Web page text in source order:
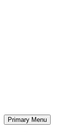
Primary Menu